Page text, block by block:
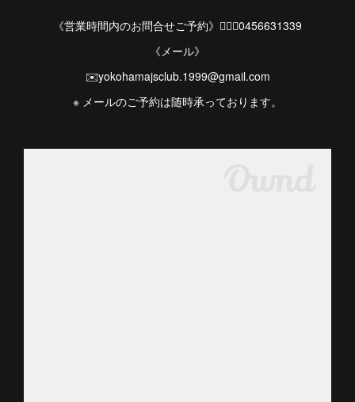
《営業時間内のお問合せご予約》💁🏻‍♀️0456631339
《メール》
✉️yokohamajsclub.1999@gmail.com
※ メールのご予約は随時承っております。